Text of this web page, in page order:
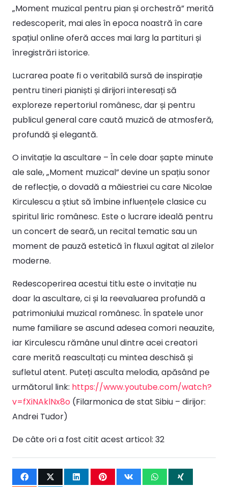
„Moment muzical pentru pian și orchestră” merită
redescoperit, mai ales în epoca noastră în care
spațiul online oferă acces mai larg la partituri și
înregistrări istorice.
Lucrarea poate fi o veritabilă sursă de inspirație
pentru tineri pianiști și dirijori interesați să
exploreze repertoriul românesc, dar și pentru
publicul general care caută muzică de atmosferă,
profundă și elegantă.
O invitație la ascultare – În cele doar șapte minute
ale sale, „Moment muzical” devine un spațiu sonor
de reflecție, o dovadă a măiestriei cu care Nicolae
Kirculescu a știut să îmbine influențele clasice cu
spiritul liric românesc. Este o lucrare ideală pentru
un concert de seară, un recital tematic sau un
moment de pauză estetică în fluxul agitat al zilelor
moderne.
Redescoperirea acestui titlu este o invitație nu
doar la ascultare, ci și la reevaluarea profundă a
patrimoniului muzical românesc. În spatele unor
nume familiare se ascund adesea comori neauzite,
iar Kirculescu rămâne unul dintre acei creatori
care merită reascultați cu mintea deschisă și
sufletul atent. Puteți asculta melodia, apăsând pe
următorul link: https://www.youtube.com/watch?
v=fXiNAklNx8o (Filarmonica de stat Sibiu – dirijor:
Andrei Tudor)
De câte ori a fost citit acest articol: 32